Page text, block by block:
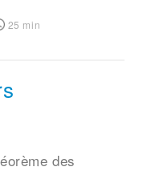
25 min
des